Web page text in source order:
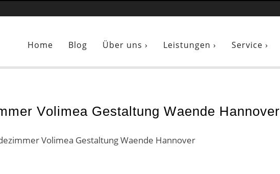
Home Blog Über uns › Leistungen › Service ›
Volimea Gestaltung Waende Hannover